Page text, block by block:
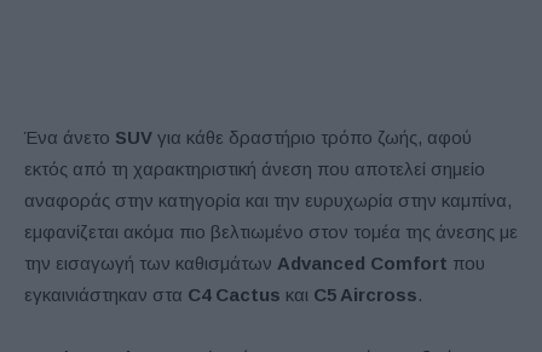
Ένα άνετο SUV για κάθε δραστήριο τρόπο ζωής, αφού
εκτός από τη χαρακτηριστική άνεση που αποτελεί σημείο
αναφοράς στην κατηγορία και την ευρυχωρία στην καμπίνα,
εμφανίζεται ακόμα πιο βελτιωμένο στον τομέα της άνεσης με
την εισαγωγή των καθισμάτων Advanced Comfort που
εγκαινιάστηκαν στα C4 Cactus και C5 Aircross.